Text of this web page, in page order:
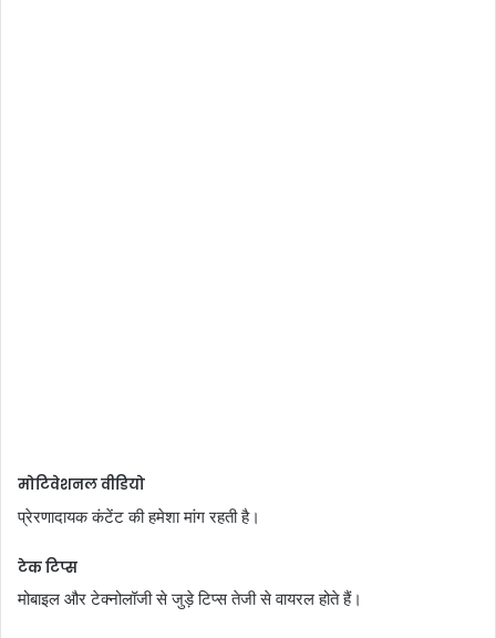
मोटिवेशनल वीडियो
प्रेरणादायक कंटेंट की हमेशा मांग रहती है।
टेक टिप्स
मोबाइल और टेक्नोलॉजी से जुड़े टिप्स तेजी से वायरल होते हैं।